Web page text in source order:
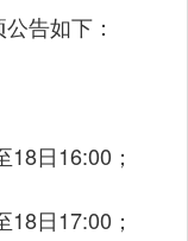
告如下：
18日16:00；
18日17:00；